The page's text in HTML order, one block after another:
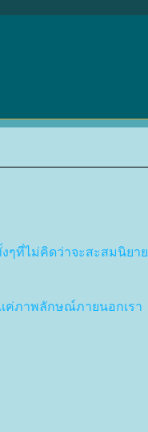
งๆที่ไม่คิดว่าจะสะสมนิยา
ค่ภาพลักษณ์ภายนอกเรา